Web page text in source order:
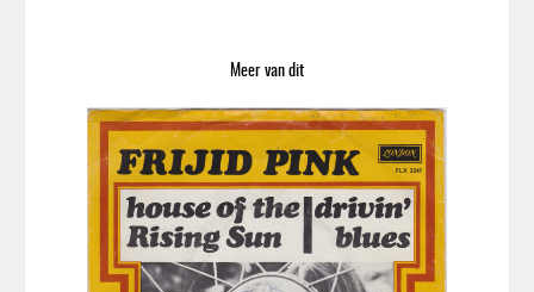
h
S
c
r
e
a
m
i
Meer van dit